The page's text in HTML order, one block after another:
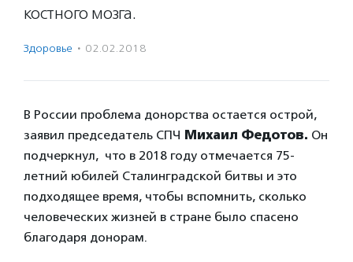
костного мозга.
Здоровье · 02.02.2018
В России проблема донорства остается острой,
заявил председатель СПЧ Михаил Федотов. Он
подчеркнул, что в 2018 году отмечается 75-
летний юбилей Сталинградской битвы и это
подходящее время, чтобы вспомнить, сколько
человеческих жизней в стране было спасено
благодаря донорам.